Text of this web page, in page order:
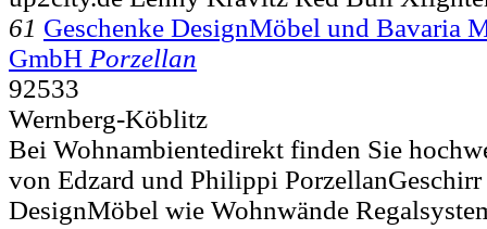
61 Geschenke DesignMöbel und Bavaria
GmbH Porzellan
92533
Wernberg-Köblitz
Bei Wohnambientedirekt finden Sie
von Edzard und Philippi
DesignMöbel wie Wohnwände